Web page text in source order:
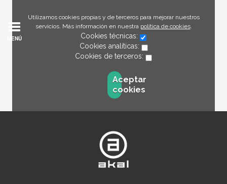
Utilizamos cookies propias y de terceros para mejorar nuestros
servicios. Más información en nuestra política de cookies.
Cookies técnicas:
Cookies analíticas:
Cookies de terceros:
Aceptar
cookies
MENÚ